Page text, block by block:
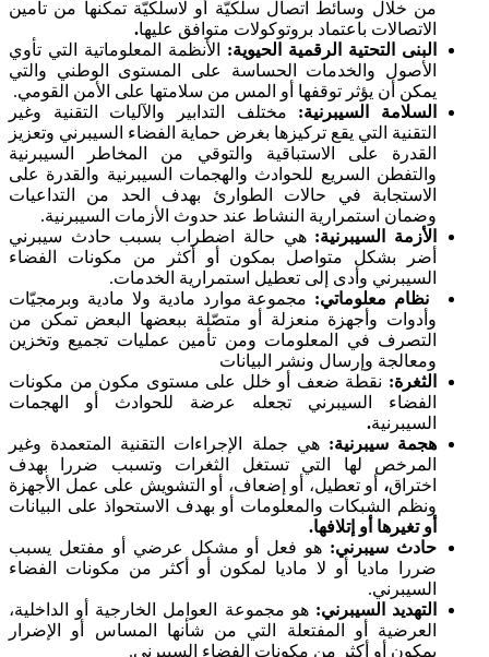
من خلال وسائط اتصال سلكيّة أو لاسلكيّة تمكنها من تأمين
الاتصالات باعتماد بروتوكولات متوافق عليها.
البنى التحتية الرقمية الحيوية:
الأنظمة المعلوماتية التي تأوي
الأصول والخدمات الحساسة على المستوى الوطني والتي
يمكن أن يؤثر توقفها أو المس من سلامتها على الأمن القومي.
السلامة السيبرنية: مختلف التدابير والآليات التقنية وغير
التقنية التي يقع تركيزها بغرض حماية الفضاء السيبرني وتعزيز
القدرة على الاستباقية والتوقي من المخاطر السيبرنية
والتفطن السريع للحوادث والهجمات السيبرنية والقدرة على
الاستجابة في حالات الطوارئ بهدف الحد من التداعيات
وضمان استمرارية النشاط عند حدوث الأزمات السيبرنية.
الأزمة السيبرنية:هي حالة اضطراب بسبب حادث سيبرني
أضر بشكل متواصل بمكون أو أكثر من مكونات الفضاء
السيبرني وأدى إلى تعطيل استمرارية الخدمات.
نظام معلوماتي: مجموعة موارد مادية ولا مادية وبرمجيّات
وأدوات وأجهزة منعزلة أو متصّلة ببعضها البعض تمكن من
التصرف في المعلومات ومن تأمين عمليات تجميع وتخزين
ومعالجة وإرسال ونشر البيانات
الثغرة: نقطة ضعف أو خلل على مستوى مكون من مكونات
الفضاء السيبرني تجعله عرضة للحوادث أو الهجمات
السيبرنية.
هجمة سيبرنية:هي جملة الإجراءات التقنية المتعمدة وغير
المرخص لها التي تستغل الثغرات وتسبب ضررا بهدف
اختراق،
أو تعطيل، أو إضعاف، أو التشويش على عمل الأجهزة
ونظم الشبكات والمعلومات أو بهدف الاستحواذ على البيانات
أو تغيرها أو إتلافها.
حادث سيبرني: هو فعل أو مشكل عرضي أو مفتعل يسبب
ضررا ماديا أو لا ماديا لمكون أو أكثر من مكونات الفضاء
السيبرني.
التهديد السيبرني:هو مجموعة العوامل الخارجية أو الداخلية،
العرضية أو المفتعلة التي من شأنها المساس أو الإضرار
بمكون أو أكثر من مكونات الفضاء السيبرني.